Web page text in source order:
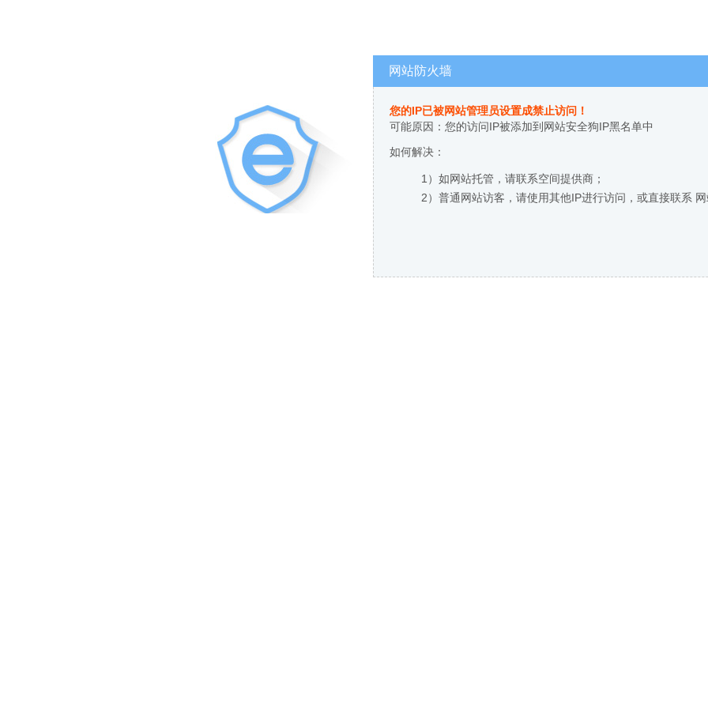
网站防火墙
您的IP已被网站管理员设置成禁止访问！
可能原因：您的访问IP被添加到网站安全狗IP黑名单中
如何解决：
1）如网站托管，请联系空间提供商；
2）普通网站访客，请使用其他IP进行访问，或直接联系 网